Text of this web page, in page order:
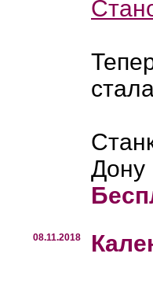
Дону
08.11.2018